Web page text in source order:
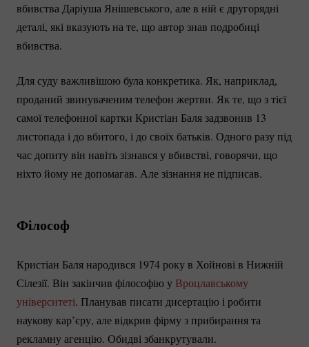
вбивства Даріуша Янішевського, але в ній є другорядні
деталі, які вказують на те, що автор знав подробиці
вбивства.
Для суду важливішою була конкретика. Як, наприклад,
проданий звинуваченим телефон жертви. Як те, що з тієї
самої телефонної картки Кристіан Баля задзвонив 13
листопада і до вбитого, і до своїх батьків. Одного разу під
час допиту він навіть зізнався у вбивстві, говорячи, що
ніхто йому не допомагав. Але зізнання не підписав.
Філософ
Кристіан Баля народився 1974 року в Хойнові в Нижній
Сілезії. Він закінчив філософію у Вроцлавському
університеті. Планував писати дисертацію і робити
наукову кар’єру, але відкрив фірму з прибирання та
рекламну агенцію. Обидві збанкрутували.